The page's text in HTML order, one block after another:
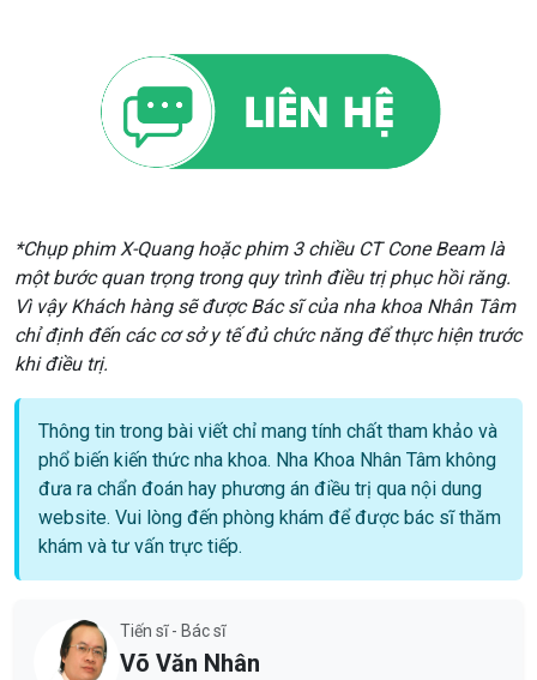
*Chụp phim X-Quang hoặc phim 3 chiều CT Cone Beam là
một bước quan trọng trong quy trình điều trị phục hồi răng.
Vì vậy Khách hàng sẽ được Bác sĩ của nha khoa Nhân Tâm
chỉ định đến các cơ sở y tế đủ chức năng để thực hiện trước
khi điều trị.
Thông tin trong bài viết chỉ mang tính chất tham khảo và
phổ biến kiến thức nha khoa. Nha Khoa Nhân Tâm không
đưa ra chẩn đoán hay phương án điều trị qua nội dung
website. Vui lòng đến phòng khám để được bác sĩ thăm
khám và tư vấn trực tiếp.
Tiến sĩ - Bác sĩ
Võ Văn Nhân